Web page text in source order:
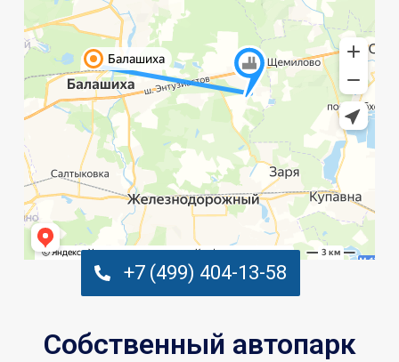
+7 (499) 404-13-58
Собственный автопарк